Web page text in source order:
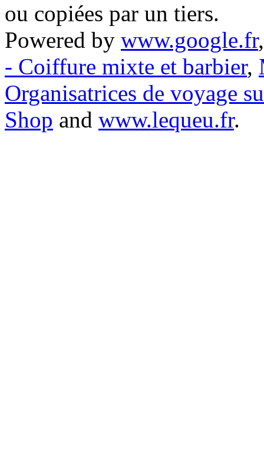
ou copiées par un tiers.
Powered by www.google.fr
- Coiffure mixte et barbier,
Organisatrices de voyage
Shop and www.lequeu.fr.